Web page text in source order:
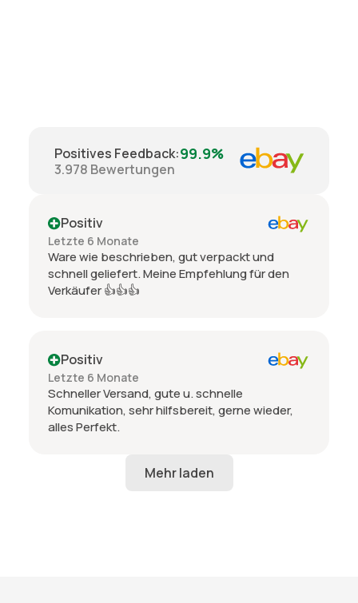
Positives Feedback:99.9%
3.978 Bewertungen
Positiv
Letzte 6 Monate
Ware wie beschrieben, gut verpackt und
schnell geliefert. Meine Empfehlung für den
Verkäufer 👍👍👍
Positiv
Letzte 6 Monate
Schneller Versand, gute u. schnelle
Komunikation, sehr hilfsbereit, gerne wieder,
alles Perfekt.